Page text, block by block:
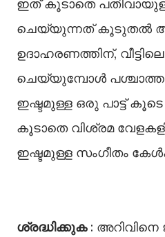
ഇത് കൂടാതെ
ചെയ്യുന്നത് കൂടുതൽ
ഉദാഹരണത്തിന്,
ചെയ്യുമ്പോൾ
ഇഷ്ടമുള്ള ഒരു പാട്ട്
കൂടാതെ വിശ്രമ
ഇഷ്ടമുള്ള സംഗീതം
ശ്രദ്ധിക്കുക: